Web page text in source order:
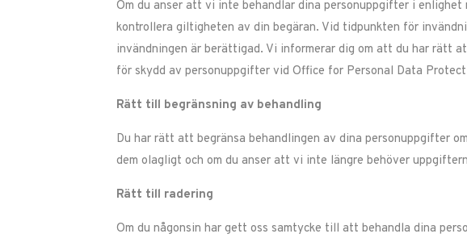
Om du anser att vi inte behandlar dina personuppgifter i
kontrollera giltigheten av din begäran. Vid tidpunkten för
invändningen är berättigad. Vi informerar dig om att du har rätt
för skydd av personuppgifter vid Office for Personal Data
Rätt till begränsning av behandling
Du har rätt att begränsa behandlingen av dina personuppgifter
dem olagligt och om du anser att vi inte längre behöver
Rätt till radering
Om du någonsin har gett oss samtycke till att behandla dina